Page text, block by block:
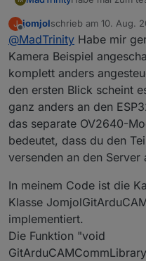
Esp32 mit
funktioniert kann
rausfinden und
?
Dann wollte ich
mal installieren
folgender fehler
module.js 550
J
Offline
jomjolschrieb am 10. Aug.
zuletzt editiert von
@MadTrinity Habe mir
Kamera Beispiel
komplett anders
den ersten Blick scheint
ganz anders an den
das separate OV2640-
bedeutet, dass du den
versenden an den Server
In meinem Code ist die
Klasse
implementiert.
Die Funktion "void